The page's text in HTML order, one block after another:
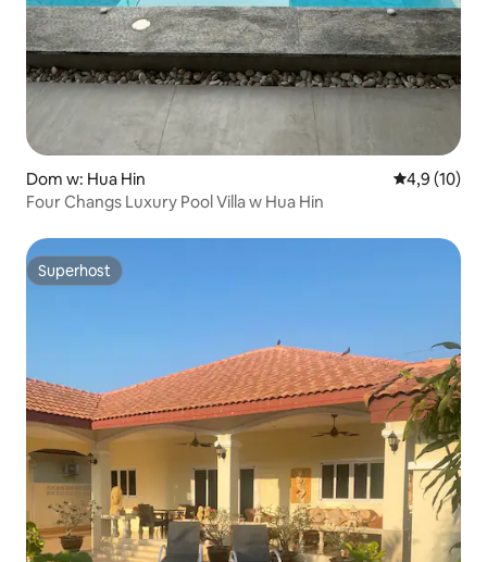
Dom w: Hua Hin Średnia
4,9 (10)
Four Changs Luxury Pool Villa w Hua Hin
Superhost
Superhost